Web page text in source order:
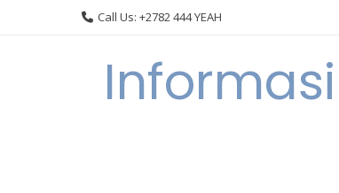
Call Us: +2782 444 YEAH